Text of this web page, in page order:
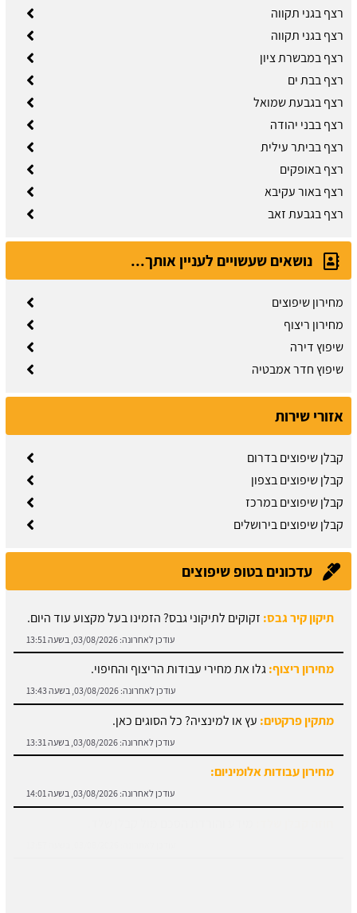
רצף בגני תקווה
רצף בגני תקווה
רצף במבשרת ציון
רצף בבת ים
רצף בגבעת שמואל
רצף בבני יהודה
רצף בביתר עילית
רצף באופקים
רצף באור עקיבא
רצף בגבעת זאב
נושאים שעשויים לעניין אותך...
מחירון שיפוצים
מחירון ריצוף
שיפוץ דירה
שיפוץ חדר אמבטיה
אזורי שירות
קבלן שיפוצים בדרום
קבלן שיפוצים בצפון
קבלן שיפוצים במרכז
קבלן שיפוצים בירושלים
עדכונים בטופ שיפוצים
תיקון קיר גבס: זקוקים לתיקוני גבס? הזמינו בעל מקצוע עוד היום.
עודכן לאחרונה: 03/08/2026, בשעה 13:51
מחירון ריצוף:גלו את מחירי עבודות הריצוף והחיפוי.
עודכן לאחרונה: 03/08/2026, בשעה 13:43
מתקין פרקטים: עץ או למינציה? כל הסוגים כאן.
עודכן לאחרונה: 03/08/2026, בשעה 13:31
מחירון עבודות אלומיניום:
עודכן לאחרונה: 03/08/2026, בשעה 14:01